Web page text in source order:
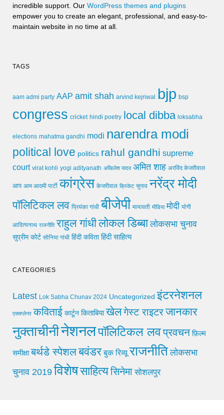
incredible support. Our WordPress themes and plugins
empower you to create an elegant, professional, and easy-to-
maintain website in no time at all.
TAGS
aam admi party AAP amit shah arvind kejriwal bjp bsp
congress cricket hindi poetry local dibba loksabha
elections mahatma gandhi modi narendra modi
political love politics rahul gandhi supreme
court virat kohli yogi adityanath अखिलेश यादव अमित शाह अरविंद केजरीवाल
आप आम आदमी पार्टी कांग्रेस केजरीवाल क्रिकेट चुनाव नरेंद्र मोदी
पॉलिटिकल लव प्रियंका गांधी बीजेपी मायावती मीडिया मोदी योगी
आदित्यनाथ राजनीति राहुल गांधीलोकल डिब्बा लोकसभा चुनाव
सुप्रीम कोर्ट सोनिया गांधी हिंदी कविता हिंदी साहित्य
CATEGORIES
Latest Lok Sabha Chunav 2024 Uncategorized इंटरनेशनल
एक्सप्लेनर कविताई कार्टून किताबिया खेलगेस्ट राइटरजानकार
नुक्ताचीनीनेशनलपॉलिटिकल लवप्रवचन फ़िल्म
समीक्षा बर्थडे स्पेशलबवंडर बुक रिव्यू राजनीति लोकसभा
चुनाव 2019 विशेषसाहित्यसिनेमा सोशलपुर